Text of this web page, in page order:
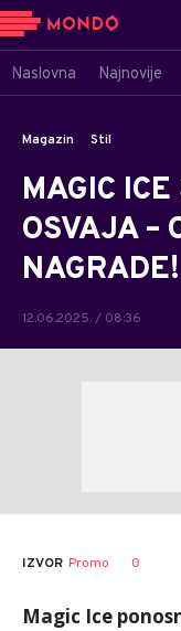
Naslovna Najnovije
Magazin Stil
MAGIC
OSVAJA –
NAGRADE!
12.06.2025. / 08:36
IZVOR Promo 0
Magic Ice